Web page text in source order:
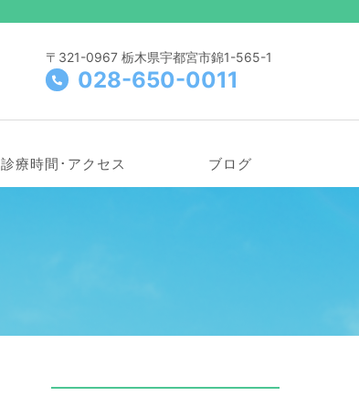
〒321-0967 栃木県宇都宮市錦1-565-1
028-650-0011
診療時間･アクセス ブログ